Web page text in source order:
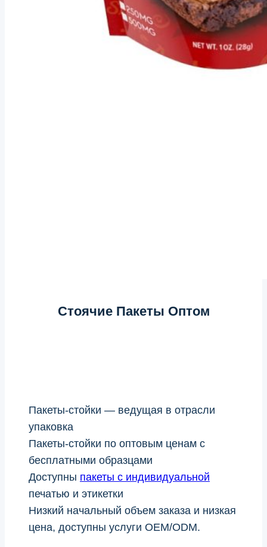
Стоячие Пакеты Оптом
Пакеты-стойки — ведущая в отрасли
упаковка
Пакеты-стойки по оптовым ценам с
бесплатными образцами
Доступны пакеты с индивидуальной
печатью и этикетки
Низкий начальный объем заказа и низкая
цена, доступны услуги OEM/ODM.